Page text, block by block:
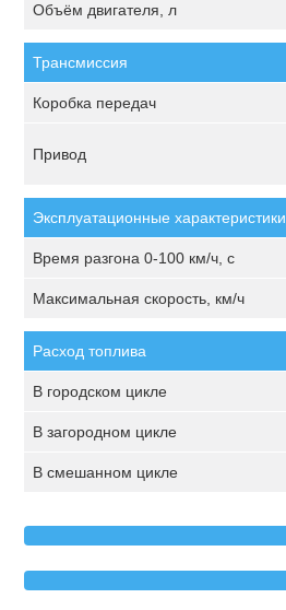
Объём двигателя, л
Трансмиссия
Коробка передач
Привод
Эксплуатационные характеристики
Время разгона 0-100 км/ч, с
Максимальная скорость, км/ч
Расход топлива
В городском цикле
В загородном цикле
В смешанном цикле